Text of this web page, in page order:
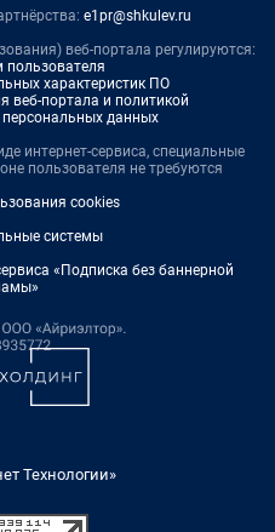
e1pr@shkulev.ru
веб-портала регулируются:
пользователя
характеристик ПО
веб-портала и политикой
данных
интернет-сервиса, специальные
пользователя не требуются
cookies
системы
«Подписка без баннерной
Технологии»